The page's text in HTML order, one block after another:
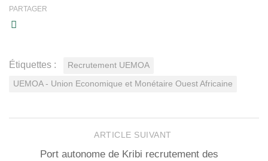
PARTAGER
Étiquettes : Recrutement UEMOA
UEMOA - Union Economique et Monétaire Ouest Africaine
ARTICLE SUIVANT
Port autonome de Kribi recrutement des